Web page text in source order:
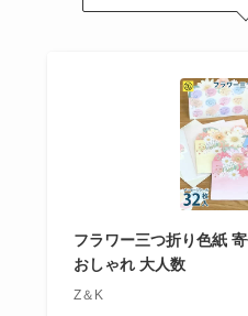
フラワー三つ折り色紙
おしゃれ 大人数
Z＆K